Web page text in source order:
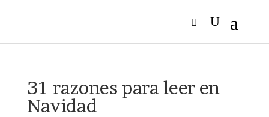
31 razones para leer en
Navidad